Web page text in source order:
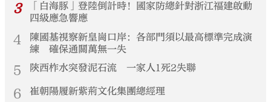
3
「白海豚」登陸倒計時！國家防總針對浙江福建啟動
四級應急響應
4
陳國基視察新皇崗口岸：各部門須以最高標準完成演
練 確保通關萬無一失
5 陝西柞水突發泥石流 一家人1死2失聯
6 崔朝陽履新紫荊文化集團總經理